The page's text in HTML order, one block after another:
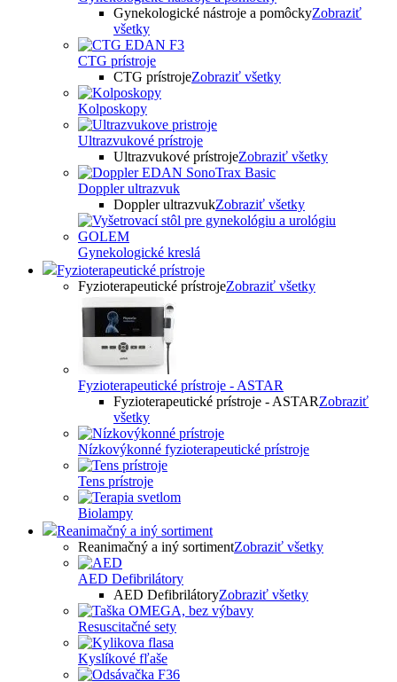
Gynekologické nástroje a pomôckyZobraziť
všetky
CTG prístroje
CTG prístrojeZobraziť všetky
Kolposkopy
Ultrazvukové prístroje
Ultrazvukové prístrojeZobraziť všetky
Doppler ultrazvuk
Doppler ultrazvukZobraziť všetky
Gynekologické kreslá
Fyzioterapeutické prístroje
Fyzioterapeutické prístrojeZobraziť všetky
Fyzioterapeutické prístroje - ASTAR
Fyzioterapeutické prístroje - ASTARZobraziť
všetky
Nízkovýkonné fyzioterapeutické prístroje
Tens prístroje
Biolampy
Reanimačný a iný sortiment
Reanimačný a iný sortimentZobraziť všetky
AED Defibrilátory
AED DefibrilátoryZobraziť všetky
Resuscitačné sety
Kyslíkové fľaše